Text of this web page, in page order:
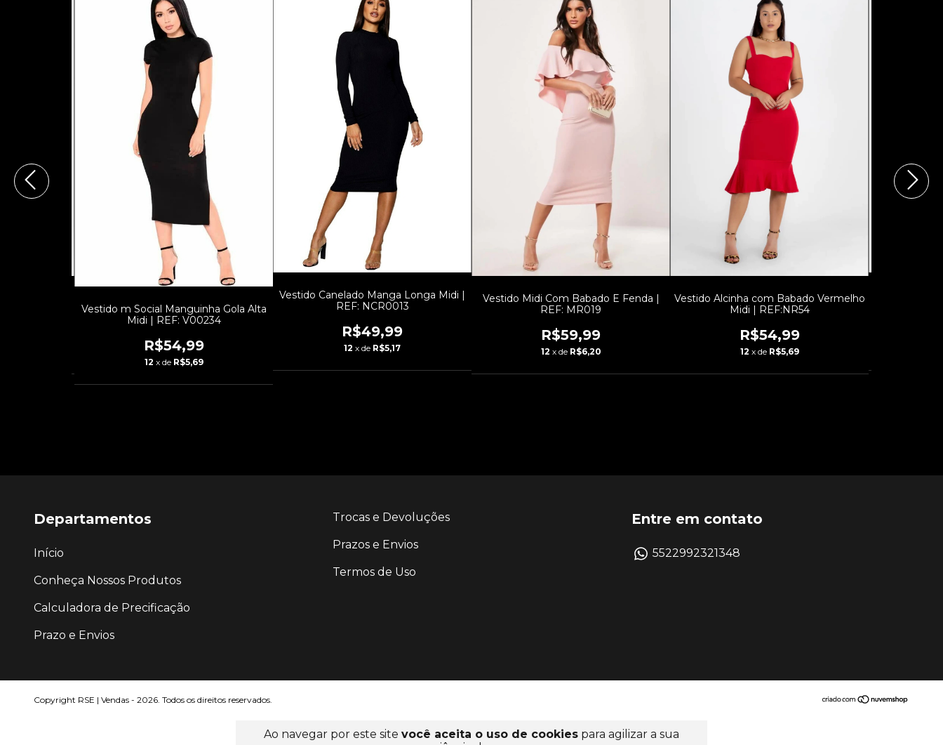
Ao navegar por este site você aceita o uso de cookies para agilizar a sua
Vestido m Social Manguinha Gola Alta
Midi | REF: V00234
R$54,99
12 x de R$5,69
Vestido Canelado Manga Longa Midi |
REF: NCR0013
R$49,99
12 x de R$5,17
Vestido Midi Com Babado E Fenda |
REF: MR019
R$59,99
12 x de R$6,20
Vestido Alcinha com Babado Vermelho
Midi | REF:NR54
R$54,99
12 x de R$5,69
Departamentos
Início
Conheça Nossos Produtos
Calculadora de Precificação
Prazo e Envios
Trocas e Devoluções
Prazos e Envios
Termos de Uso
Entre em contato
5522992321348
Copyright RSE | Vendas - 2026. Todos os direitos reservados.